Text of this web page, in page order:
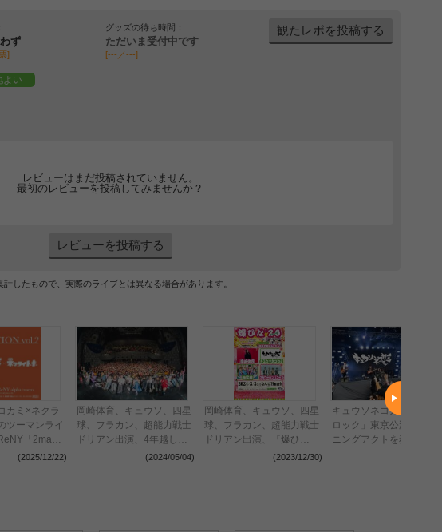
ず
]
グッズの待ち時間：
ただいま受付中です
[---／---]
観たレポを投稿する
よい
レビューはまだ投稿されていません。
最初のレビューを投稿してみませんか？
レビューを投稿する
したもので、実際のライブとは異なる場合があります。
カミ×ネクラ
ツーマンライ
「2man
」第
(2025/12/22)
岡崎体育、キュウソ、四星
球、フラカン、超能力戦士
ドリアン出演、4年越しの
リベンジ『爆ひな’20』振
(2024/05/04)
岡崎体育、キュウソ、四星
球、フラカン、超能力戦士
ドリアン出演、『爆ひ
な’20』4年越しにリベンジ
(2023/12/30)
キュウソネコカミが「メト
ロック」東京公演でオープ
ニングアクトを務める！＜